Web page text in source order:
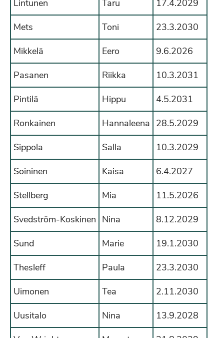
Lintunen
Taru
17.4.2029
Mets
Toni
23.3.2030
Mikkelä
Eero
9.6.2026
Pasanen
Riikka
10.3.2031
Pintilä
Hippu
4.5.2031
Ronkainen
Hannaleena 28.5.2029
Sippola
Salla
10.3.2029
Soininen
Kaisa
6.4.2027
Stellberg
Mia
11.5.2026
Svedström-Koskinen Nina
8.12.2029
Sund
Marie
19.1.2030
Thesleff
Paula
23.3.2030
Uimonen
Tea
2.11.2030
Uusitalo
Nina
13.9.2028